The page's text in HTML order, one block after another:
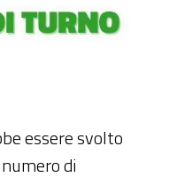
essere svolto
di